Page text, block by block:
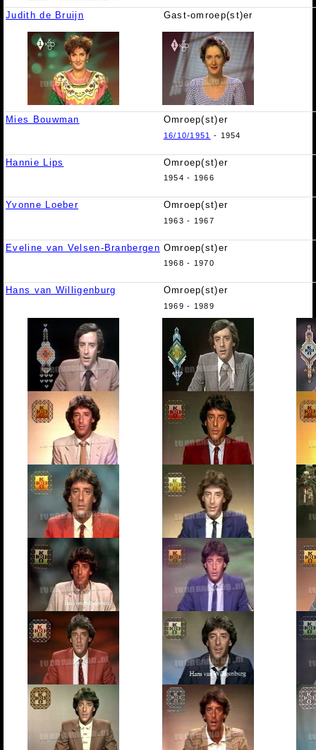
Judith de Bruijn Gast-omroep(st)er
Mies Bouwman Omroep(st)er
16/10/1951 - 1954
Hannie Lips Omroep(st)er
1954 - 1966
Yvonne Loeber Omroep(st)er
1963 - 1967
Eveline van Velsen-Branbergen Omroep(st)er
1968 - 1970
Hans van Willigenburg Omroep(st)er
1969 - 1989